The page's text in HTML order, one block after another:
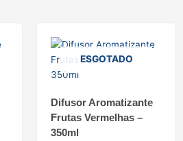
ESGOTADO
Difusor Aromatizante
Frutas Vermelhas –
350ml